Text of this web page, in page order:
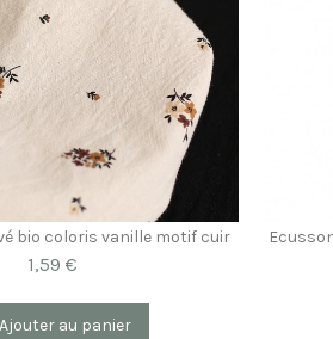
bio coloris vanille motif cuir
1,59 €
Ajouter au panier